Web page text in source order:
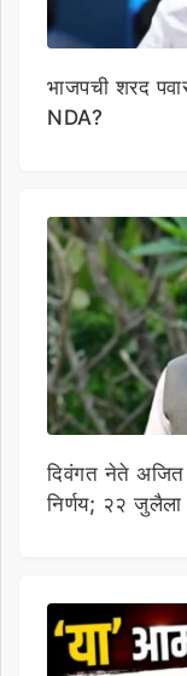
भाजपची शरद
NDA?
दिवंगत नेते अजित
निर्णय; २२ जुलैला